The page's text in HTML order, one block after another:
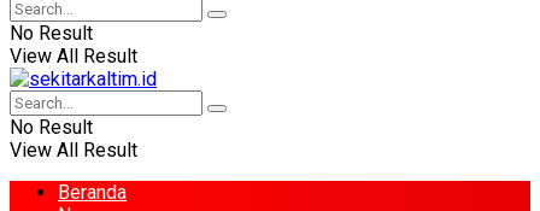
No Result
View All Result
No Result
View All Result
Beranda